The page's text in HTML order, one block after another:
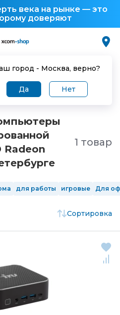
века на рынке — это
доверяют
город - Москва, верно?
Да Нет
Персональные
Radeon
1 товар
для работы игровые Для
Сортировка